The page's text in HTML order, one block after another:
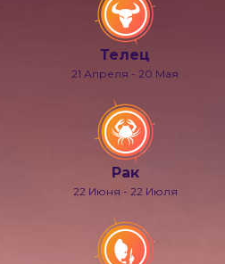
Телец
21 Апреля - 20 Мая
Рак
22 Июня - 22 Июля